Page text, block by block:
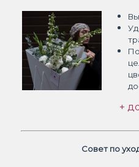
+
Совет по